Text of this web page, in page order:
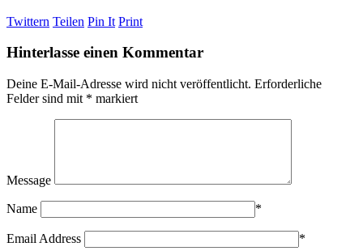
Twittern Teilen Pin It Print
Hinterlasse einen Kommentar
Deine E-Mail-Adresse wird nicht veröffentlicht. Erforderliche
Felder sind mit * markiert
Message
Name *
Email Address *